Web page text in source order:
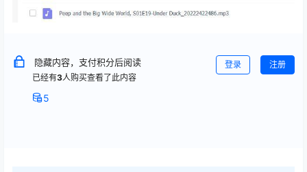
隐藏内容，支付积分后阅读
已经有3人购买查看了此内容
5
登录 注册